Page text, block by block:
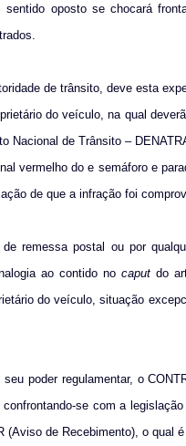
sentido oposto se chocará
de trânsito, deve esta
do veículo, na qual
Nacional de Trânsito –
vermelho do e semáforo e
de que a infração foi
remessa postal ou por
ao contido no caputdo
do veículo, situação
poder regulamentar, o
se com a
de Recebimento), o qual